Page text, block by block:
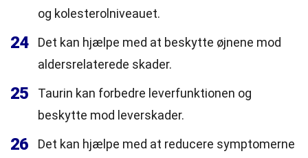
og kolesterolniveauet.
24
Det kan hjælpe med at beskytte øjnene mod
aldersrelaterede skader.
25
Taurin kan forbedre leverfunktionen og
beskytte mod leverskader.
26
Det kan hjælpe med at reducere symptomerne